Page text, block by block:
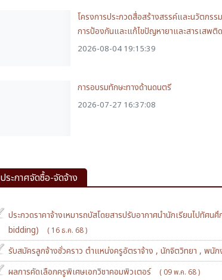
โครงการประกวดสื่อสร้างสรรค์และนวัตกรร
การป้องกันและแก้ไขปัญหายาและสารเสพติด
2026-08-04 19:15:39
การอบรมทักษะทางด้านดนตรี
2026-07-27 16:37:08
ประกาศจัดซื้อ-จัดจ้าง
ประกวดราคาจ้างเหมารถบัสโดยสารปรับอากาศนำนักเรียนไปทัศ
bidding)
( 16 ธ.ค. 68 )
รับสมัครลูกจ้างชั่วคราว ตำแหน่งครูอัตราจ้าง , นักจิตวิทยา , พนัก
ผลการคัดเลือกครูพิเศษเอกวิชาคอมพิวเตอร์ ( 09 พ.ค. 68 )